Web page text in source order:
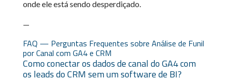
onde ele está sendo desperdiçado.
—
FAQ — Perguntas Frequentes sobre Análise de Funil
por Canal com GA4 e CRM
Como conectar os dados de canal do GA4 com
os leads do CRM sem um software de BI?